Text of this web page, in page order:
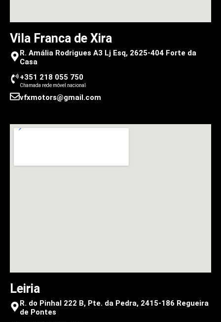
Vila Franca de Xira
R. Amália Rodrigues A3 Lj Esq, 2625-404 Forte da
Casa
+351 218 055 750
Chamada rede móvel nacional
vfxmotors@gmail.com
Leiria
R. do Pinhal 222 B, Pte. da Pedra, 2415-186 Regueira
de Pontes